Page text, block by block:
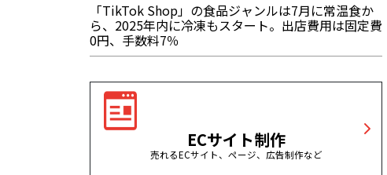
「TikTok Shop」の食品ジャンルは7月に常温食か
ら、2025年内に冷凍もスタート。出店費用は固定費
0円、手数料7％
ECサイト制作
売れるECサイト、ページ、広告制作など